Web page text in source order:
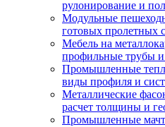
рулонирование и
Модульные
готовых пролетных
Мебель на
профильные трубы и
Промышленные
виды профиля и
Металлические
расчет толщины и
Промышленные